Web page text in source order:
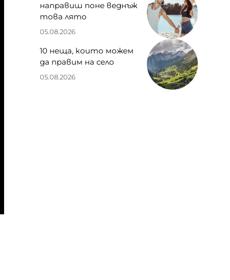
направиш поне веднъж
това лято
05.08.2026
10 неща, които можем
да правим на село
05.08.2026